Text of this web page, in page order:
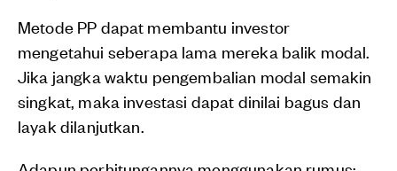
Metode PP dapat membantu investor
mengetahui seberapa lama mereka balik modal.
Jika jangka waktu pengembalian modal semakin
singkat, maka investasi dapat dinilai bagus dan
layak dilanjutkan.